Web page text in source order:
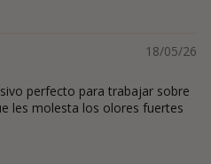
18/05/26
perfecto para trabajar sobre
les molesta los olores fuertes